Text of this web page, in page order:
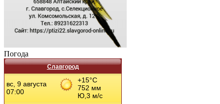
Погода
Славгород